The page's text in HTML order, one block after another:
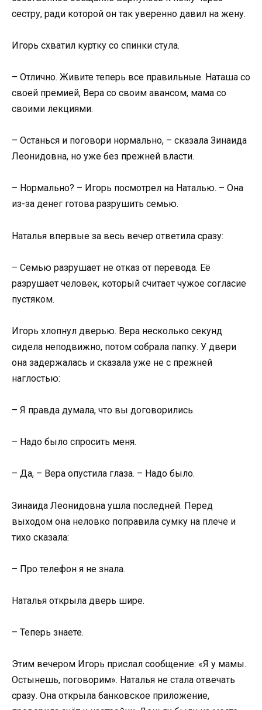
сестру, ради которой он так уверенно давил на жену.
Игорь схватил куртку со спинки стула.
– Отлично. Живите теперь все правильные. Наташа со
своей премией, Вера со своим авансом, мама со
своими лекциями.
– Останься и поговори нормально, – сказала Зинаида
Леонидовна, но уже без прежней власти.
– Нормально? – Игорь посмотрел на Наталью. – Она
из-за денег готова разрушить семью.
Наталья впервые за весь вечер ответила сразу:
– Семью разрушает не отказ от перевода. Её
разрушает человек, который считает чужое согласие
пустяком.
Игорь хлопнул дверью. Вера несколько секунд
сидела неподвижно, потом собрала папку. У двери
она задержалась и сказала уже не с прежней
наглостью:
– Я правда думала, что вы договорились.
– Надо было спросить меня.
– Да, – Вера опустила глаза. – Надо было.
Зинаида Леонидовна ушла последней. Перед
выходом она неловко поправила сумку на плече и
тихо сказала:
– Про телефон я не знала.
Наталья открыла дверь шире.
– Теперь знаете.
Этим вечером Игорь прислал сообщение: «Я у мамы.
Остынешь, поговорим». Наталья не стала отвечать
сразу. Она открыла банковское приложение,